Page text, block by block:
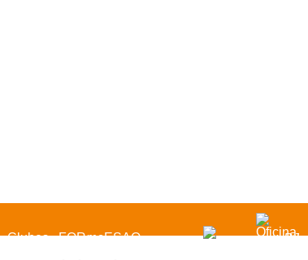
Clubes FORmaESAQ erasmus pna PJ